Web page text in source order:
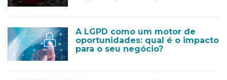
A LGPD como um motor de
oportunidades: qual é o impacto
para o seu negócio?